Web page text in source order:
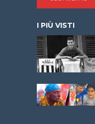
I PIÙ VISTI